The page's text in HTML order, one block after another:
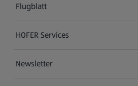
Flugblatt
HOFER Services
Newsletter